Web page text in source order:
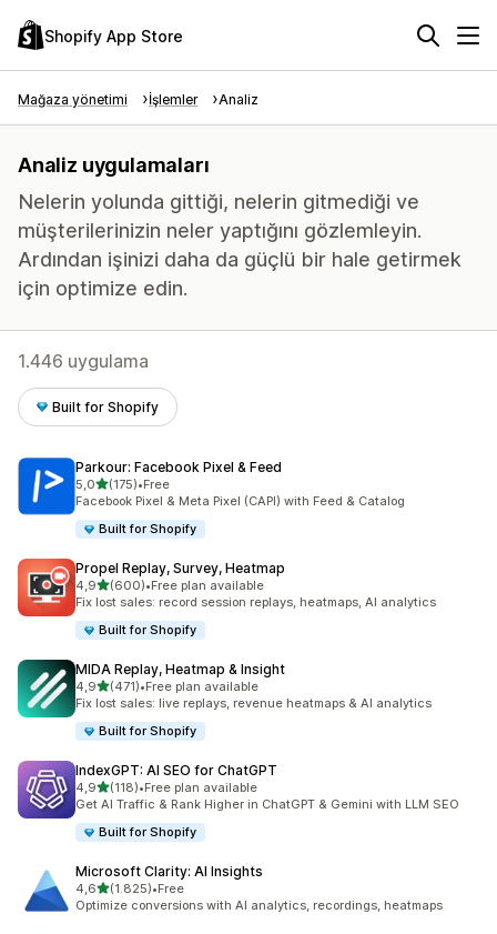
Shopify App Store
Mağaza yönetimi İşlemler Analiz
Analiz uygulamaları
Nelerin yolunda gittiği, nelerin gitmediği ve
müşterilerinizin neler yaptığını gözlemleyin.
Ardından işinizi daha da güçlü bir hale getirmek
için optimize edin.
1.446 uygulama
Built for Shopify
Parkour: Facebook Pixel & Feed
5,05 yıldız üzerinden
(175)
toplam 175 değerlendirme
•Free
Facebook Pixel & Meta Pixel (CAPI) with Feed & Catalog
Built for Shopify
Propel Replay, Survey, Heatmap
4,95 yıldız üzerinden
(600)
toplam 600 değerlendirme
•Free plan available
Fix lost sales: record session replays, heatmaps, AI analytics
Built for Shopify
MIDA Replay, Heatmap & Insight
4,95 yıldız üzerinden
(471)
toplam 471 değerlendirme
•Free plan available
Fix lost sales: live replays, revenue heatmaps & AI analytics
Built for Shopify
IndexGPT: AI SEO for ChatGPT
4,95 yıldız üzerinden
(118)
toplam 118 değerlendirme
•Free plan available
Get AI Traffic & Rank Higher in ChatGPT & Gemini with LLM SEO
Built for Shopify
Microsoft Clarity: AI Insights
4,65 yıldız üzerinden
(1.825)
toplam 1825 değerlendirme
•Free
Optimize conversions with AI analytics, recordings, heatmaps